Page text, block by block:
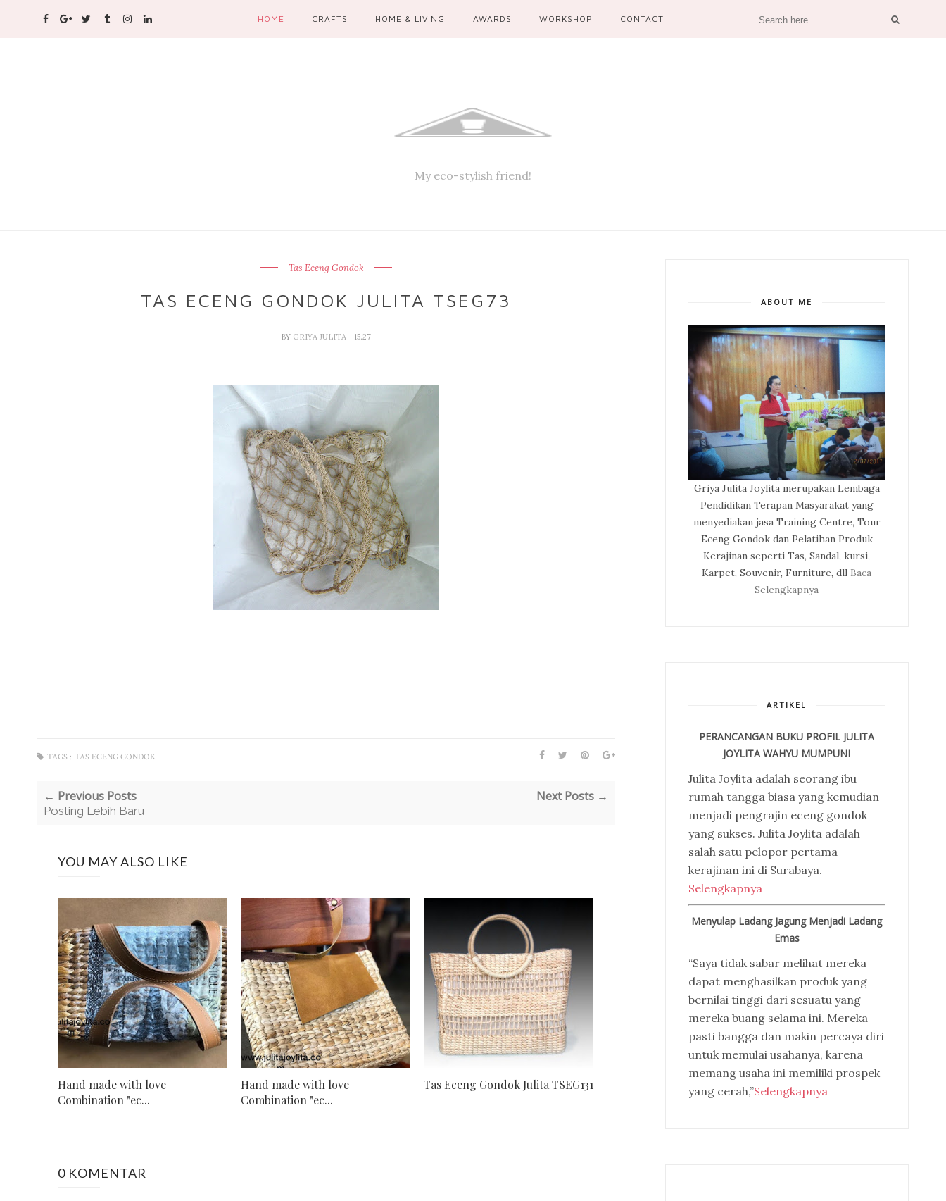
HOME CRAFTS HOME & LIVING AWARDS WORKSHOP CONTACT
My eco-stylish friend!
Tas Eceng Gondok
TAS ECENG GONDOK JULITA TSEG73
BY GRIYA JULITA - 15.27
TAGS : TAS ECENG GONDOK
← Previous Posts
Posting Lebih Baru
Next Posts →
YOU MAY ALSO LIKE
Hand made with love
Combination "ec...
Hand made with love
Combination "ec...
Tas Eceng Gondok Julita TSEG131
0 KOMENTAR
ABOUT ME
Griya Julita Joylita merupakan Lembaga
Pendidikan Terapan Masyarakat yang
menyediakan jasa Training Centre, Tour
Eceng Gondok dan Pelatihan Produk
Kerajinan seperti Tas, Sandal, kursi,
Karpet, Souvenir, Furniture, dll Baca
Selengkapnya
ARTIKEL
PERANCANGAN BUKU PROFIL JULITA
JOYLITA WAHYU MUMPUNI
Julita Joylita adalah seorang ibu
rumah tangga biasa yang kemudian
menjadi pengrajin eceng gondok
yang sukses. Julita Joylita adalah
salah satu pelopor pertama
kerajinan ini di Surabaya.
Selengkapnya
Menyulap Ladang Jagung Menjadi Ladang
Emas
“Saya tidak sabar melihat mereka
dapat menghasilkan produk yang
bernilai tinggi dari sesuatu yang
mereka buang selama ini. Mereka
pasti bangga dan makin percaya diri
untuk memulai usahanya, karena
memang usaha ini memiliki prospek
yang cerah,”Selengkapnya